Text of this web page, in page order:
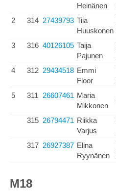
Heinänen
2 314 27439793 Tiia
Huuskonen
3 316 40126105 Taija
Pajunen
4 312 29434518 Emmi
Floor
5 311 26607461 Maria
Mikkonen
315 26794471 Riikka
Varjus
317 26927387 Elina
Ryynänen
M18